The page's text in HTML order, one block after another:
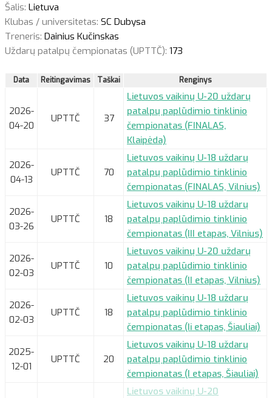
Šalis: Lietuva
Klubas / universitetas: SC Dubysa
Treneris: Dainius Kučinskas
Uždarų patalpų čempionatas (UPTTČ): 173
Data Reitingavimas Taškai Renginys
2026-
04-20
UPTTČ 37
Lietuvos vaikinų U-20 uždarų
patalpų paplūdimio tinklinio
čempionatas (FINALAS,
Klaipėda)
2026-
04-13
UPTTČ 70
Lietuvos vaikinų U-18 uždarų
patalpų paplūdimio tinklinio
čempionatas (FINALAS, Vilnius)
2026-
03-26
UPTTČ 18
Lietuvos vaikinų U-18 uždarų
patalpų paplūdimio tinklinio
čempionatas (III etapas, Vilnius)
2026-
02-03
UPTTČ 10
Lietuvos vaikinų U-20 uždarų
patalpų paplūdimio tinklinio
čempionatas (II etapas, Vilnius)
2026-
02-03
UPTTČ 18
Lietuvos vaikinų U-18 uždarų
patalpų paplūdimio tinklinio
čempionatas (Ii etapas, Šiauliai)
2025-
12-01
UPTTČ 20
Lietuvos vaikinų U-18 uždarų
patalpų paplūdimio tinklinio
čempionatas (I etapas, Šiauliai)
Lietuvos vaikinų U-20